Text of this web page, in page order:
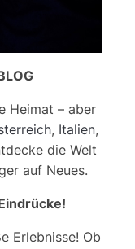
Heimat – aber
, Italien,
die Welt
auf Neues.
Erlebnisse! Ob